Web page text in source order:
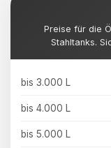
Preise für die
Stahltanks.
bis 3.000 L
bis 4.000 L
bis 5.000 L